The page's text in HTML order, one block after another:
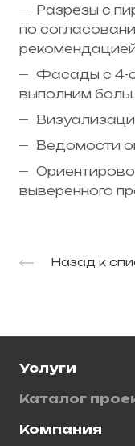
Разрезы с
по
Фасады с 4-
выполним
Ведомости
выверенного
Назад к
Услуги
Каталог
Компания